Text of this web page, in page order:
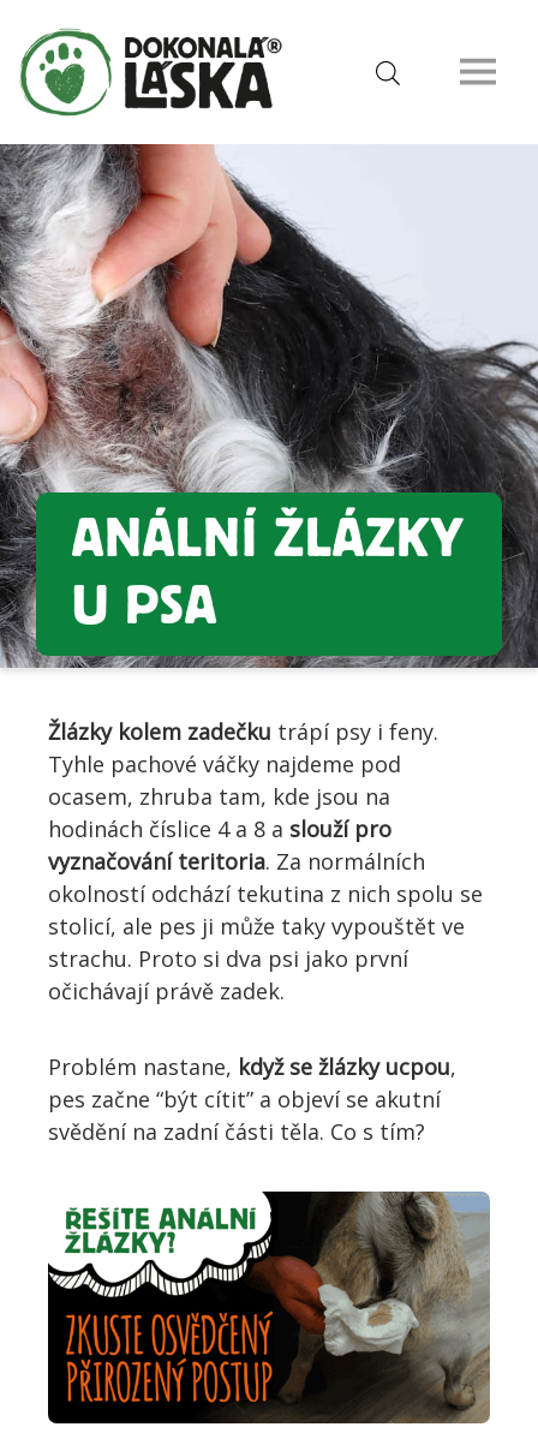
ANÁLNÍ ŽLÁZKY
U PSA
Žlázky kolem zadečku trápí psy i feny.
Tyhle pachové váčky najdeme pod
ocasem, zhruba tam, kde jsou na
hodinách číslice 4 a 8 a slouží pro
vyznačování teritoria. Za normálních
okolností odchází tekutina z nich spolu se
stolicí, ale pes ji může taky vypouštět ve
strachu. Proto si dva psi jako první
očichávají právě zadek.
Problém nastane, když se žlázky ucpou,
pes začne “být cítit” a objeví se akutní
svědění na zadní části těla. Co s tím?